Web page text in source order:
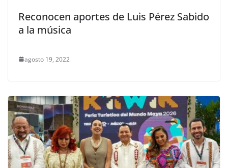
Reconocen aportes de Luis Pérez Sabido
a la música
agosto 19, 2022